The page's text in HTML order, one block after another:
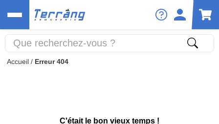
Accueil / Erreur 404
C'était le bon vieux temps !